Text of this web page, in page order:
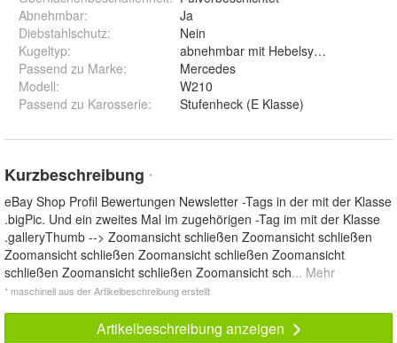
Abnehmbar:
Ja
Diebstahlschutz:
Nein
Kugeltyp:
abnehmbar mit Hebelsystem
Passend zu Marke:
Mercedes
Modell:
W210
Passend zu Karosserie: Stufenheck (E Klasse)
Kurzbeschreibung *
eBay Shop Profil Bewertungen Newsletter -Tags in der mit der Klasse
.bigPic. Und ein zweites Mal im zugehörigen -Tag im mit der Klasse
.galleryThumb --> Zoomansicht schließen Zoomansicht schließen
Zoomansicht schließen Zoomansicht schließen Zoomansicht
schließen Zoomansicht schließen Zoomansicht sch... Mehr
* maschinell aus der Artikelbeschreibung erstellt
Artikelbeschreibung anzeigen